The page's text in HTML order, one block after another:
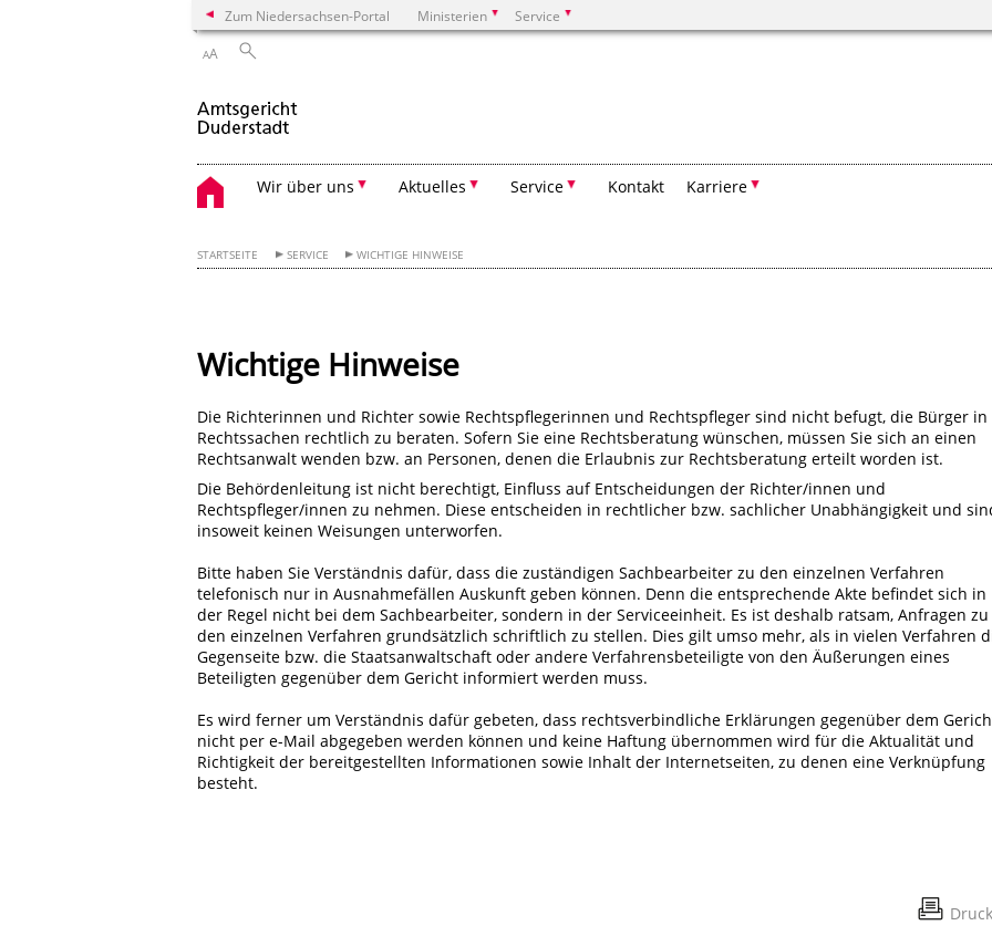
Zum Niedersachsen-Portal Ministerien Service
AA
Wir über uns Aktuelles Service Kontakt Karriere
STARTSEITE SERVICE WICHTIGE HINWEISE
Wichtige Hinweise
Die Richterinnen und Richter sowie Rechtspflegerinnen und Rechtspfleger sind nicht befugt, die Bürger in
Rechtssachen rechtlich zu beraten. Sofern Sie eine Rechtsberatung wünschen, müssen Sie sich an einen
Rechtsanwalt wenden bzw. an Personen, denen die Erlaubnis zur Rechtsberatung erteilt worden ist.
Die Behördenleitung ist nicht berechtigt, Einfluss auf Entscheidungen der Richter/innen und
Rechtspfleger/innen zu nehmen. Diese entscheiden in rechtlicher bzw. sachlicher Unabhängigkeit und
insoweit keinen Weisungen unterworfen.
Bitte haben Sie Verständnis dafür, dass die zuständigen Sachbearbeiter zu den einzelnen Verfahren
telefonisch nur in Ausnahmefällen Auskunft geben können. Denn die entsprechende Akte befindet sich in
der Regel nicht bei dem Sachbearbeiter, sondern in der Serviceeinheit. Es ist deshalb ratsam, Anfragen zu
den einzelnen Verfahren grundsätzlich schriftlich zu stellen. Dies gilt umso mehr, als in vielen Verfahren
Gegenseite bzw. die Staatsanwaltschaft oder andere Verfahrensbeteiligte von den Äußerungen eines
Beteiligten gegenüber dem Gericht informiert werden muss.
Es wird ferner um Verständnis dafür gebeten, dass rechtsverbindliche Erklärungen gegenüber dem
nicht per e-Mail abgegeben werden können und keine Haftung übernommen wird für die Aktualität und
Richtigkeit der bereitgestellten Informationen sowie Inhalt der Internetseiten, zu denen eine Verknüpfung
besteht.